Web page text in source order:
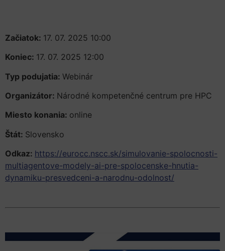
Začiatok: 17. 07. 2025 10:00
Koniec: 17. 07. 2025 12:00
Typ podujatia: Webinár
Organizátor: Národné kompetenčné centrum pre HPC
Miesto konania: online
Štát: Slovensko
Odkaz: https://eurocc.nscc.sk/simulovanie-spolocnosti-
multiagentove-modely-ai-pre-spolocenske-hnutia-
dynamiku-presvedceni-a-narodnu-odolnost/